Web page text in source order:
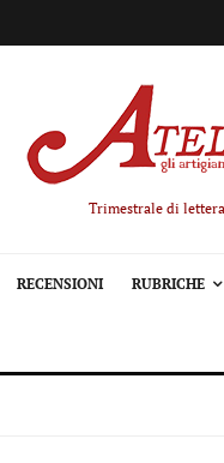
Trimestrale di
RECENSIONI RUBRICHE